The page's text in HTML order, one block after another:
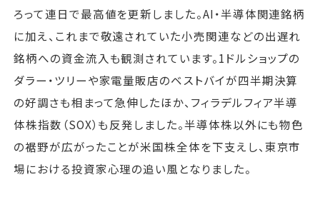
ろって連日で最高値を更新しました。AI・半導体関連銘柄
に加え、これまで敬遠されていた小売関連などの出遅れ
銘柄への資金流入も観測されています。1ドルショップの
ダラー・ツリーや家電量販店のベストバイが四半期決算
の好調さも相まって急伸したほか、フィラデルフィア半導
体株指数（SOX）も反発しました。半導体株以外にも物色
の裾野が広がったことが米国株全体を下支えし、東京市
場における投資家心理の追い風となりました。